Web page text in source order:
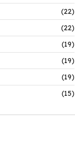
(22)
(22)
(19)
(19)
(19)
(15)